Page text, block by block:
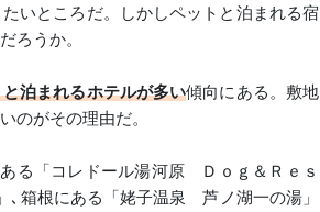
いところだ。しかしペットと泊まれる宿
ろうか。
泊まれるホテルが多い傾向にある。敷地
のがその理由だ。
る「コレドール湯河原 Ｄｏｇ＆Ｒｅｓ
､箱根にある「姥子温泉 芦ノ湖一の湯」